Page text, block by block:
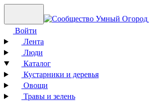
Войти
Лента
Люди
Каталог
Кустарники и деревья
Овощи
Травы и зелень